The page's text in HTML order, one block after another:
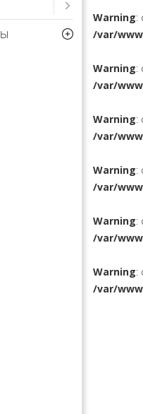
Open submenu (
Warning:
/var/
Warning:
/var/
Warning:
/var/
Warning:
/var/
Warning:
/var/
Warning:
/var/